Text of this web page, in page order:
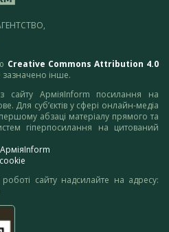
Creative Commons Attribution 4.0
інше.
сайту АрміяInform посилання на
Для суб’єктів у сфері онлайн-медіа
абзаці матеріалу прямого та
гіперпосилання на цитований
сайту надсилайте на адресу: